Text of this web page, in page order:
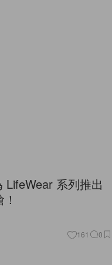
LifeWear 系列推出
161 0